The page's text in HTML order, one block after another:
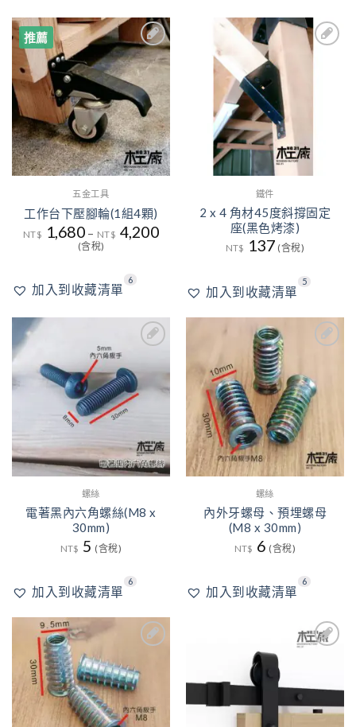
推薦
加入
到收
藏清
6
五金工具
工作台下壓腳輪(1組4顆)
NT$ 1,680– NT$ 4,200
(含稅)
加入到收藏清單
6
加入
5
鐵件
2 x 4 角材45度斜撐固定
座(黑色烤漆)
NT$ 137 (含稅)
加入到收藏清單
5
加入
螺絲
電著黑內六角螺絲(M8 x
30mm)
NT$ 5 (含稅)
加入到收藏清單
6
加入
螺絲
內外牙螺母、預埋螺母
(M8 x 30mm)
NT$ 6 (含稅)
加入到收藏清單
6
加入
4
加入
2